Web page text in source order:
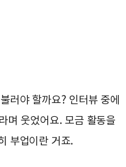
러야 할까요? 인터뷰 중에
며 웃었어요. 모금 활동을
부업이란 거죠.